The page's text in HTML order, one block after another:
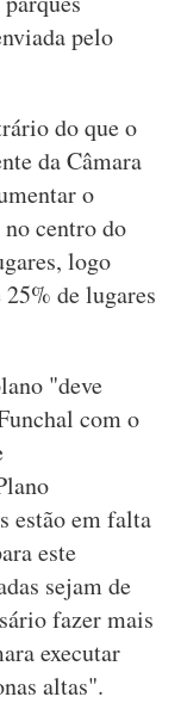
pelo
do que o
da Câmara
o
centro do
logo
de lugares
"deve
com o
estão em falta
este
sejam de
fazer mais
executar
altas".